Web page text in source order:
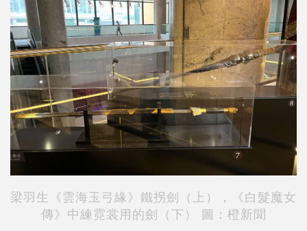
梁羽生《雲海玉弓緣》鐵拐劍（上），
《白髮魔女
傳》中練霓裳用的劍（下） 圖：橙新聞